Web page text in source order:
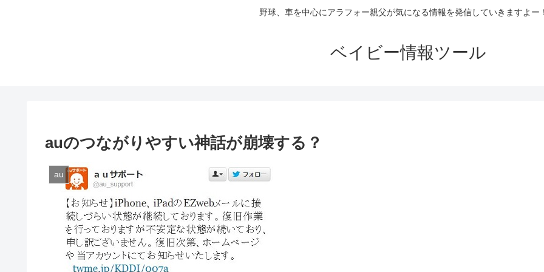
野球、車を中心にアラフォー親父が気になる情報を発信していきますよー
ベイビー情報ツール
auのつながりやすい神話が崩壊する？
au